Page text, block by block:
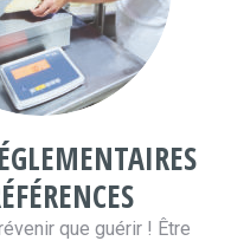
que guérir ! Être